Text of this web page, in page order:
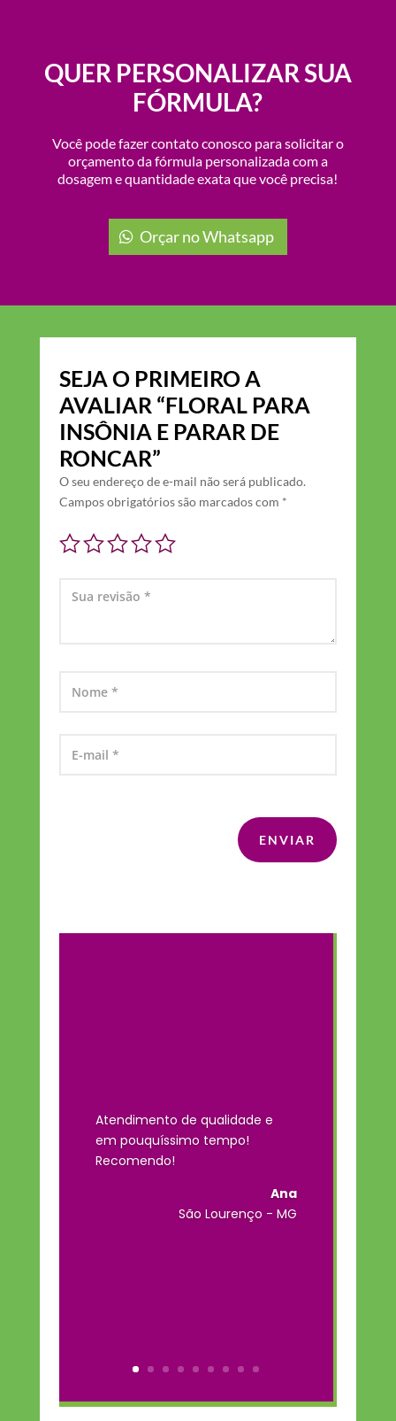
QUER PERSONALIZAR SUA
FÓRMULA?
Você pode fazer contato conosco para solicitar o
orçamento da fórmula personalizada com a
dosagem e quantidade exata que você precisa!
Orçar no Whatsapp
SEJA O PRIMEIRO A
AVALIAR “FLORAL PARA
INSÔNIA E PARAR DE
RONCAR”
O seu endereço de e-mail não será publicado.
Campos obrigatórios são marcados com *
ENVIAR
Atendimento de qualidade e
em pouquíssimo tempo!
Recomendo!
Ana
São Lourenço - MG